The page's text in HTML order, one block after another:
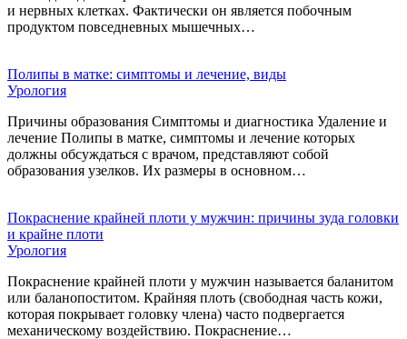
и нервных клетках. Фактически он является побочным
продуктом повседневных мышечных…
Полипы в матке: симптомы и лечение, виды
Урология
Причины образования Симптомы и диагностика Удаление и
лечение Полипы в матке, симптомы и лечение которых
должны обсуждаться с врачом, представляют собой
образования узелков. Их размеры в основном…
Покраснение крайней плоти у мужчин: причины зуда головки
и крайне плоти
Урология
Покраснение крайней плоти у мужчин называется баланитом
или баланопоститом. Крайняя плоть (свободная часть кожи,
которая покрывает головку члена) часто подвергается
механическому воздействию. Покраснение…